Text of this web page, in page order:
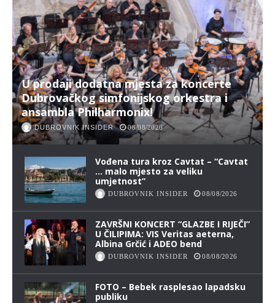
U prodaji dodatna mjesta za koncerte
Dubrovačkog simfonijskog orkestra i
ansambla Philharmonix!
DUBROVNIK INSIDER 08/08/2026
Vođena tura kroz Cavtat – “Cavtat
… malo mjesto za veliku
umjetnost”
DUBROVNIK INSIDER 08/08/2026
ZAVRŠNI KONCERT “GLAZBE I RIJEČI”
U ČILIPIMA: VIS Veritas aeterna,
Albina Grčić i ADEO bend
DUBROVNIK INSIDER 08/08/2026
FOTO – Bebek rasplesao lapadsku
publiku